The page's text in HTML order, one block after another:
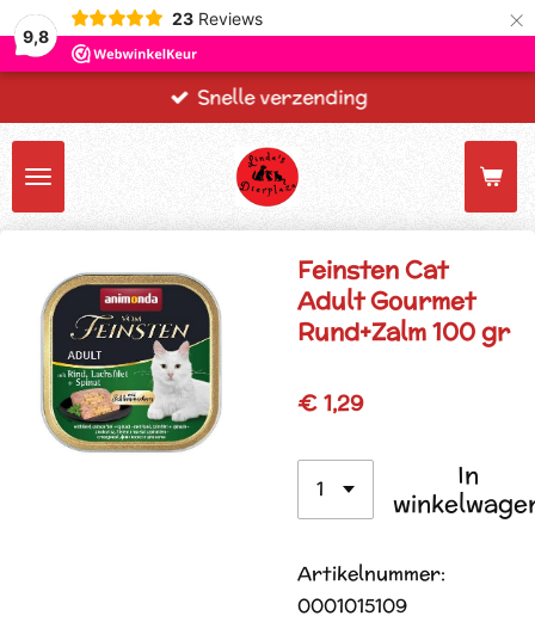
9,8
23 Reviews ×
Snelle verzending
Feinsten Cat
Adult Gourmet
Rund+Zalm 100 gr
€ 1,29
In
Artikelnummer:
0001015109